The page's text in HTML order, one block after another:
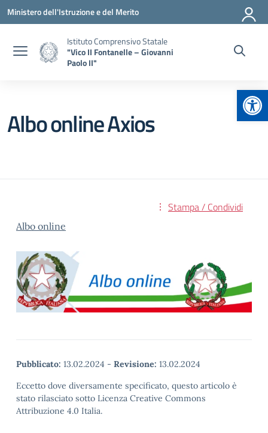
Vai ai contenuti
Vai al menu di navigazione
Vai al footer
Ministero dell'Istruzione e del Merito
Istituto Comprensivo Statale
"Vico II Fontanelle – Giovanni
Paolo II"
Albo online Axios
Stampa / Condividi
Albo online
Pubblicato: 13.02.2024 - Revisione: 13.02.2024
Eccetto dove diversamente specificato, questo articolo è
stato rilasciato sotto Licenza Creative Commons
Attribuzione 4.0 Italia.